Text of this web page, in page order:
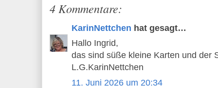
4 Kommentare:
KarinNettchen hat gesagt…
Hallo Ingrid,
das sind süße kleine Karten und der
L.G.KarinNettchen
11. Juni 2026 um 20:34